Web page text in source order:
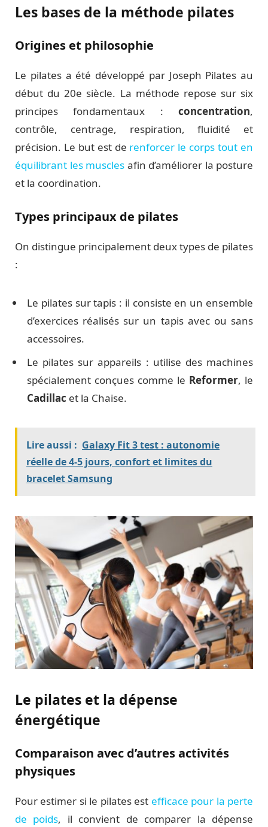
Les bases de la méthode pilates
Origines et philosophie
Le pilates a été développé par Joseph Pilates au
début du 20e siècle. La méthode repose sur six
principes fondamentaux : concentration,
contrôle, centrage, respiration, fluidité et
précision. Le but est de renforcer le corps tout en
équilibrant les muscles afin d’améliorer la posture
et la coordination.
Types principaux de pilates
On distingue principalement deux types de pilates
:
Le pilates sur tapis : il consiste en un ensemble
d’exercices réalisés sur un tapis avec ou sans
accessoires.
Le pilates sur appareils : utilise des machines
spécialement conçues comme le Reformer, le
Cadillac et la Chaise.
Lire aussi : Galaxy Fit 3 test : autonomie
réelle de 4-5 jours, confort et limites du
bracelet Samsung
Le pilates et la dépense
énergétique
Comparaison avec d’autres activités
physiques
Pour estimer si le pilates est efficace pour la perte
de poids, il convient de comparer la dépense